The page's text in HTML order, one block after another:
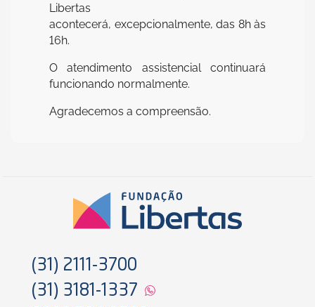
Libertas
acontecerá, excepcionalmente, das 8h às
16h.
O atendimento assistencial continuará
funcionando normalmente.
Agradecemos a compreensão.
(31) 2111-3700
(31) 3181-1337